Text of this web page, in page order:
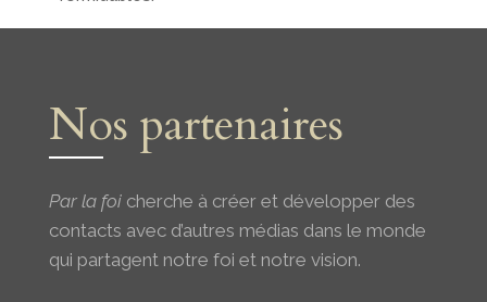
Nos partenaires
Par la foicherche à créer et développer des
contacts avec d’autres médias dans le monde
qui partagent notre foi et notre vision.